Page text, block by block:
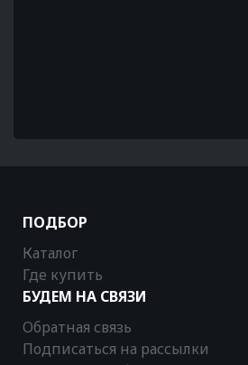
ПОДБОР
Каталог
Где купить
БУДЕМ НА СВЯЗИ
Обратная связь
Подписаться на рассылки